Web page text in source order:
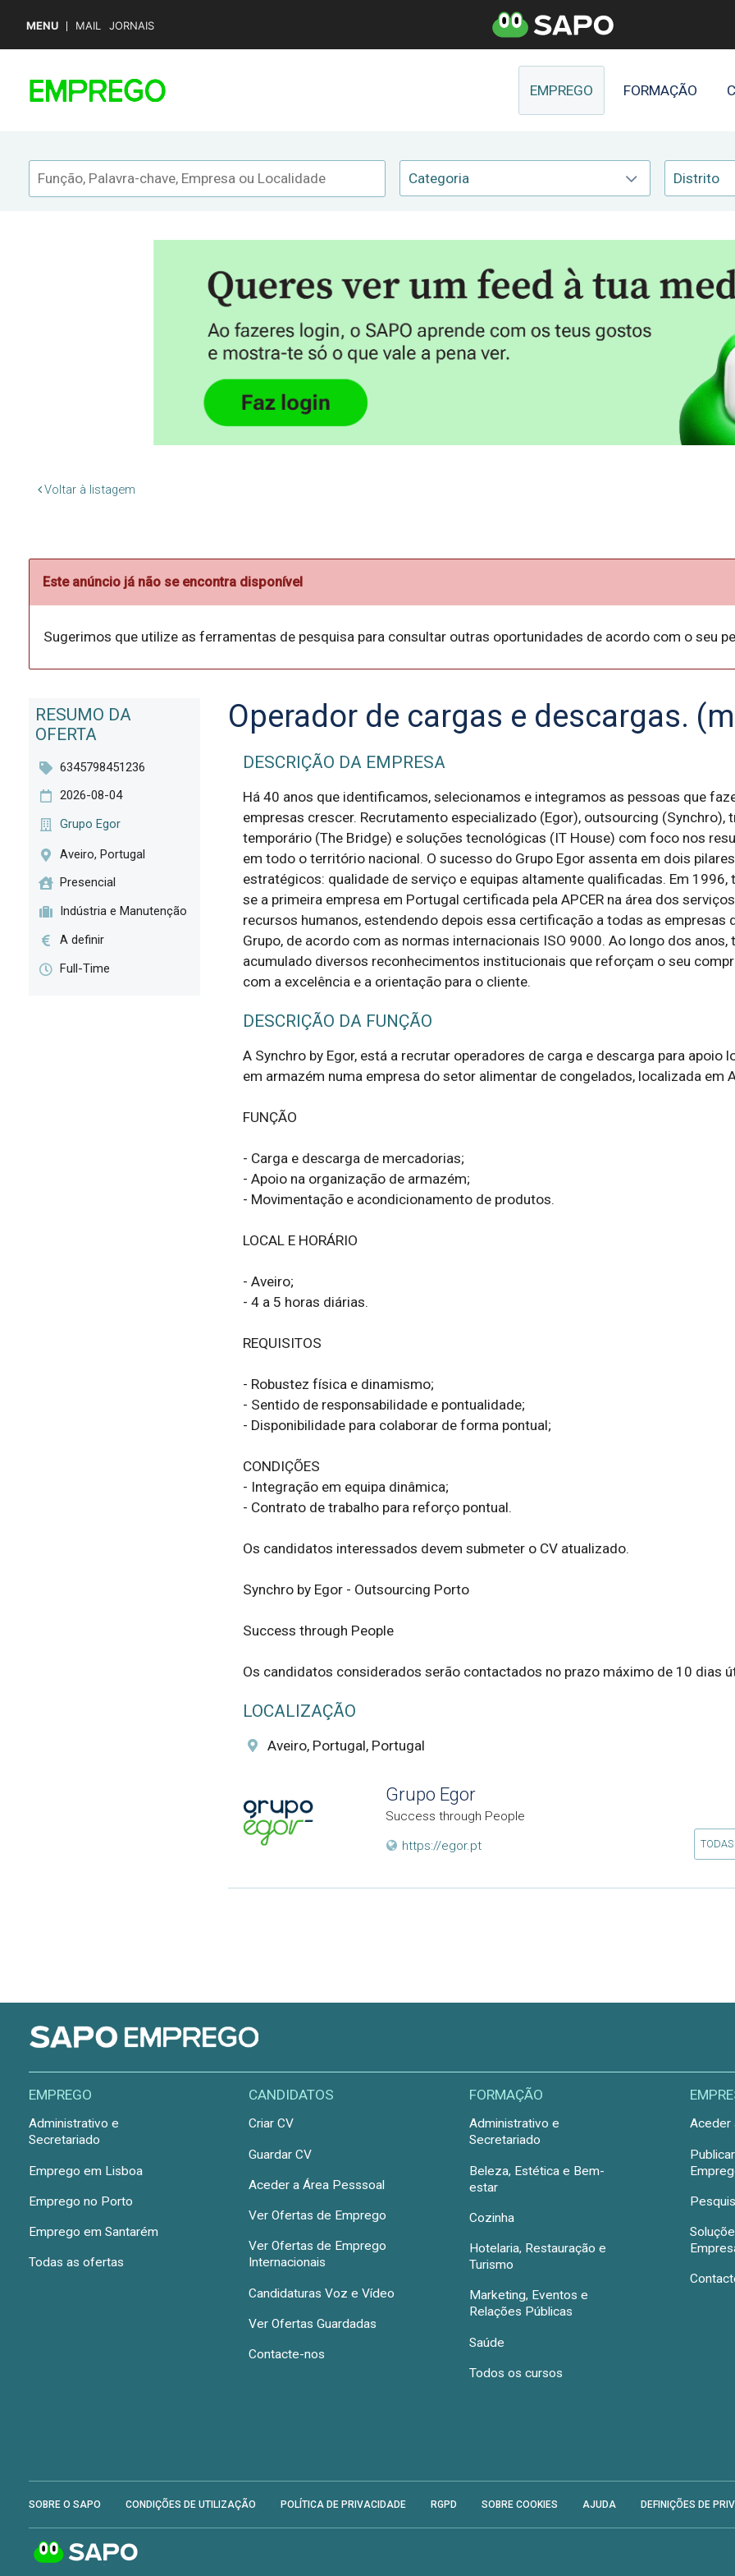
MENU MAIL JORNAIS
EMPREGO FORMAÇÃO
Categoria Distrito
Voltar à listagem
Este anúncio já não se encontra disponível
Sugerimos que utilize as ferramentas de pesquisa para consultar outras oportunidades de acordo com o seu
RESUMO DA
OFERTA
6345798451236
2026-08-04
Grupo Egor
Aveiro, Portugal
Presencial
Indústria e Manutenção
A definir
Full-Time
Operador de cargas e descargas.
DESCRIÇÃO DA EMPRESA
Há 40 anos que identificamos, selecionamos e integramos as pessoas que
empresas crescer. Recrutamento especializado (Egor), outsourcing (Synchro),
temporário (The Bridge) e soluções tecnológicas (IT House) com foco nos
em todo o território nacional. O sucesso do Grupo Egor assenta em dois pilares
estratégicos: qualidade de serviço e equipas altamente qualificadas. Em 1996,
se a primeira empresa em Portugal certificada pela APCER na área dos
recursos humanos, estendendo depois essa certificação a todas as empresas
Grupo, de acordo com as normas internacionais ISO 9000. Ao longo dos anos,
acumulado diversos reconhecimentos institucionais que reforçam o seu
com a excelência e a orientação para o cliente.
DESCRIÇÃO DA FUNÇÃO
A Synchro by Egor, está a recrutar operadores de carga e descarga para apoio
em armazém numa empresa do setor alimentar de congelados, localizada em
FUNÇÃO
- Carga e descarga de mercadorias;
- Apoio na organização de armazém;
- Movimentação e acondicionamento de produtos.
LOCAL E HORÁRIO
- Aveiro;
- 4 a 5 horas diárias.
REQUISITOS
- Robustez física e dinamismo;
- Sentido de responsabilidade e pontualidade;
- Disponibilidade para colaborar de forma pontual;
CONDIÇÕES
- Integração em equipa dinâmica;
- Contrato de trabalho para reforço pontual.
Os candidatos interessados devem submeter o CV atualizado.
Synchro by Egor - Outsourcing Porto
Success through People
Os candidatos considerados serão contactados no prazo máximo de 10 dias
LOCALIZAÇÃO
Aveiro, Portugal, Portugal
Grupo Egor
Success through People
https://egor.pt
TODAS
EMPREGO
Administrativo e
Secretariado
Emprego em Lisboa
Emprego no Porto
Emprego em Santarém
Todas as ofertas
CANDIDATOS
Criar CV
Guardar CV
Aceder a Área Pesssoal
Ver Ofertas de Emprego
Ver Ofertas de Emprego
Internacionais
Candidaturas Voz e Vídeo
Ver Ofertas Guardadas
Contacte-nos
FORMAÇÃO
Administrativo e
Secretariado
Beleza, Estética e Bem-
estar
Cozinha
Hotelaria, Restauração e
Turismo
Marketing, Eventos e
Relações Públicas
Saúde
Todos os cursos
Aceder
SOBRE O SAPO CONDIÇÕES DE UTILIZAÇÃO POLÍTICA DE PRIVACIDADE RGPD SOBRE COOKIES AJUDA DEFINIÇÕES DE